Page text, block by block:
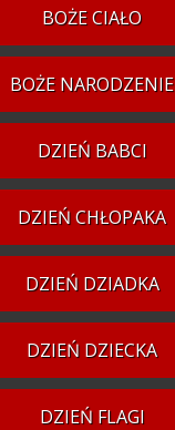
BOŻE CIAŁO
BOŻE NARODZENIE
DZIEŃ BABCI
DZIEŃ CHŁOPAKA
DZIEŃ DZIADKA
DZIEŃ DZIECKA
DZIEŃ FLAGI